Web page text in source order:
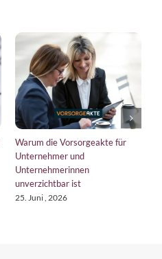
Warum die Vorsorgeakte für
Unternehmer und
Unternehmerinnen
unverzichtbar ist
25. Juni , 2026